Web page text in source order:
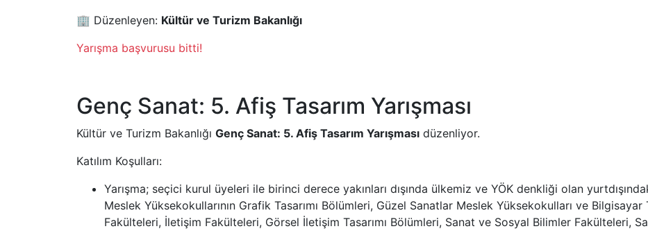
🏢 Düzenleyen: Kültür ve Turizm Bakanlığı
Yarışma başvurusu bitti!
Genç Sanat: 5. Afiş Tasarım Yarışması
Kültür ve Turizm Bakanlığı Genç Sanat: 5. Afiş Tasarım Yarışması düzenliyor.
Katılım Koşulları:
Yarışma; seçici kurul üyeleri ile birinci derece yakınları dışında ülkemiz ve YÖK denkliği olan
Meslek Yüksekokullarının Grafik Tasarımı Bölümleri, Güzel Sanatlar Meslek Yüksekokulları ve
Fakülteleri, İletişim Fakülteleri, Görsel İletişim Tasarımı Bölümleri, Sanat ve Sosyal Bilimler Fakülteleri,